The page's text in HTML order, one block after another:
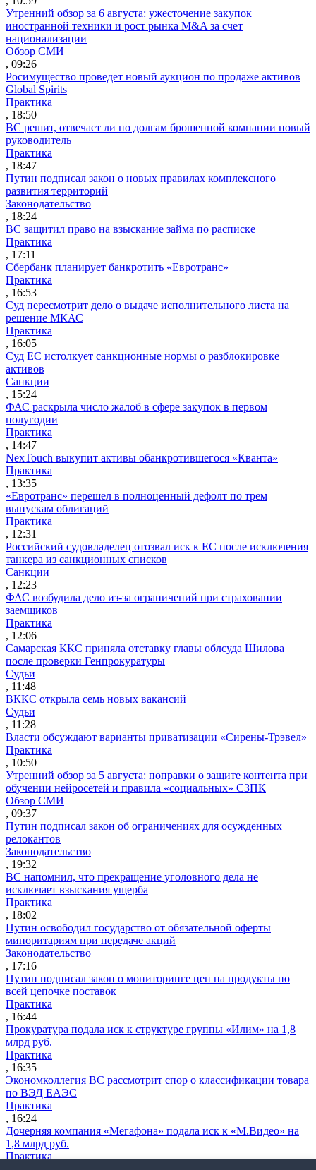
Утренний обзор за 6 августа: ужесточение закупок
иностранной техники и рост рынка M&A за счет
национализации
Обзор СМИ
, 09:26
Росимущество проведет новый аукцион по продаже активов
Global Spirits
Практика
, 18:50
ВС решит, отвечает ли по долгам брошенной компании новый
руководитель
Практика
, 18:47
Путин подписал закон о новых правилах комплексного
развития территорий
Законодательство
, 18:24
ВС защитил право на взыскание займа по расписке
Практика
, 17:11
Сбербанк планирует банкротить «Евротранс»
Практика
, 16:53
Суд пересмотрит дело о выдаче исполнительного листа на
решение МКАС
Практика
, 16:05
Суд ЕС истолкует санкционные нормы о разблокировке
активов
Санкции
, 15:24
ФАС раскрыла число жалоб в сфере закупок в первом
полугодии
Практика
, 14:47
NexTouch выкупит активы обанкротившегося «Кванта»
Практика
, 13:35
«Евротранс» перешел в полноценный дефолт по трем
выпускам облигаций
Практика
, 12:31
Российский судовладелец отозвал иск к ЕС после исключения
танкера из санкционных списков
Санкции
, 12:23
ФАС возбудила дело из-за ограничений при страховании
заемщиков
Практика
, 12:06
Самарская ККС приняла отставку главы облсуда Шилова
после проверки Генпрокуратуры
Судьи
, 11:48
ВККС открыла семь новых вакансий
Судьи
, 11:28
Власти обсуждают варианты приватизации «Сирены-Трэвел»
Практика
, 10:50
Утренний обзор за 5 августа: поправки о защите контента при
обучении нейросетей и правила «социальных» СЗПК
Обзор СМИ
, 09:37
Путин подписал закон об ограничениях для осужденных
релокантов
Законодательство
, 19:32
ВС напомнил, что прекращение уголовного дела не
исключает взыскания ущерба
Практика
, 18:02
Путин освободил государство от обязательной оферты
миноритариям при передаче акций
Законодательство
, 17:16
Путин подписал закон о мониторинге цен на продукты по
всей цепочке поставок
Практика
, 16:44
Прокуратура подала иск к структуре группы «Илим» на 1,8
млрд руб.
Практика
, 16:35
Экономколлегия ВС рассмотрит спор о классификации товара
по ВЭД ЕАЭС
Практика
, 16:24
Дочерняя компания «Мегафона» подала иск к «М.Видео» на
1,8 млрд руб.
Практика